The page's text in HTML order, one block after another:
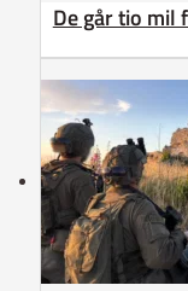
De går tio mil